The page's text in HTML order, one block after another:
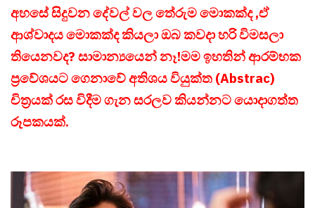
අහසේ සිදුවන දේවල් වල තේරුම මොකක්ද ,ඒ
ආශ්වාදය මොකක්ද කියලා ඔබ කවදා හරි විමසලා
තියෙනවද? සාමාන්‍යයෙන් නෑ!මම ඉහතින් ආරම්භක
ප්‍රවේශයට ගෙනාවේ අතිශය වියුක්ත (Abstrac)
චිත්‍රයක් රස විදීම ගැන සරලව කියන්නට යොදාගත්ත
රූපකයක්.